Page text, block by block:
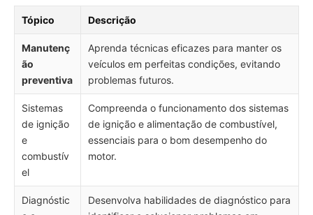
Tópico Descrição
Manutenç
ão
preventiva
Aprenda técnicas eficazes para manter os
veículos em perfeitas condições, evitando
problemas futuros.
Sistemas
de ignição
e
combustív
el
Compreenda o funcionamento dos sistemas
de ignição e alimentação de combustível,
essenciais para o bom desempenho do
motor.
Diagnóstic
Desenvolva habilidades de diagnóstico para